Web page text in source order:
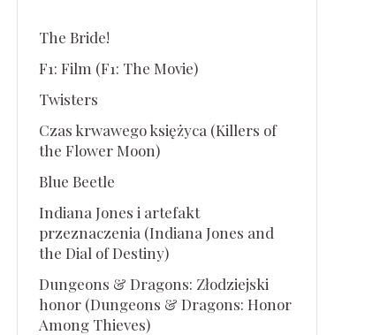
The Bride!
F1: Film (F1: The Movie)
Twisters
Czas krwawego księżyca (Killers of
the Flower Moon)
Blue Beetle
Indiana Jones i artefakt
przeznaczenia (Indiana Jones and
the Dial of Destiny)
Dungeons & Dragons: Złodziejski
honor (Dungeons & Dragons: Honor
Among Thieves)